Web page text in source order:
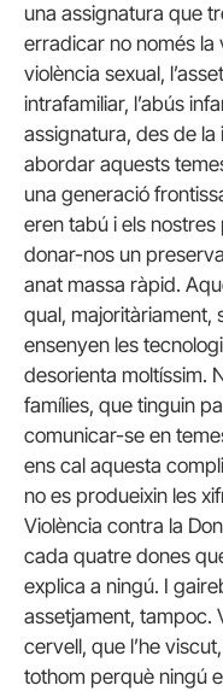
una assignatura que
erradicar no només la
violència sexual,
intrafamiliar, l’abús
assignatura, des de
abordar aquests
una generació
eren tabú i els
donar-nos un
anat massa ràpid.
qual, majoritàriament,
ensenyen les
desorienta moltíssim.
famílies, que tinguin
comunicar-se en
ens cal aquesta
no es produeixin les
Violència contra la
cada quatre dones
explica a ningú. I
assetjament, tampoc.
cervell, que l’he
tothom perquè ningú